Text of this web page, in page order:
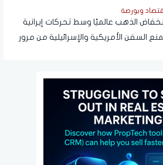
اقتصاد وبورصة
انخفاض الذهب عالميًا وسط تحركات إيرانية
السفن الأمريكية والإسرائيلية من مرور